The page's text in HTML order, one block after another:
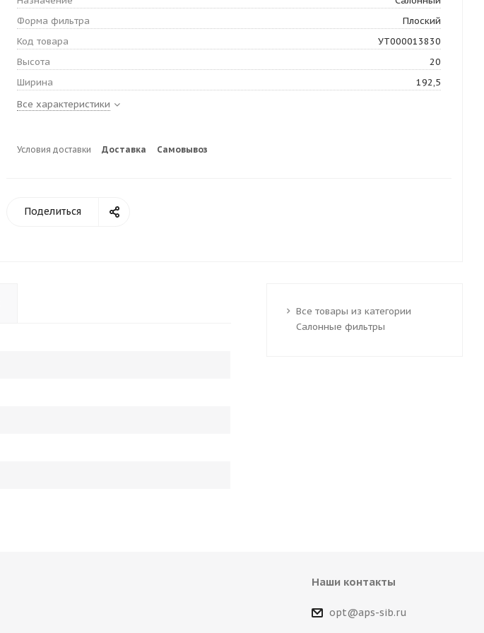
Форма фильтра
Плоский
Код товара
УТ000013830
Высота
20
Ширина
192,5
Все характеристики
Условия доставки Доставка Самовывоз
Поделиться
Все товары из категории
Салонные фильтры
Наши контакты
opt@aps-sib.ru